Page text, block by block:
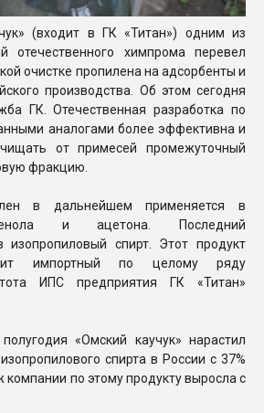
(входит в ГК «Титан») одним из
отечественного химпрома перевел
очистке пропилена на адсорбенты и
производства. Об этом сегодня
ГК. Отечественная разработка по
аналогами более эффективна и
от примесей промежуточный
фракцию.
в дальнейшем применяется в
и ацетона. Последний
изопропиловый спирт. Этот продукт
импортный по целому ряду
ИПС предприятия ГК «Титан»
«Омский каучук» нарастил
спирта в России с 37%
по этому продукту выросла с